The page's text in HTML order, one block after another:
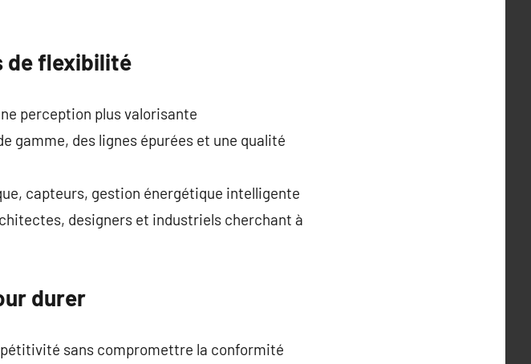
de flexibilité
perception plus valorisante
gamme, des lignes épurées et une qualité
capteurs, gestion énergétique intelligente
designers et industriels cherchant à
durer
sans compromettre la conformité